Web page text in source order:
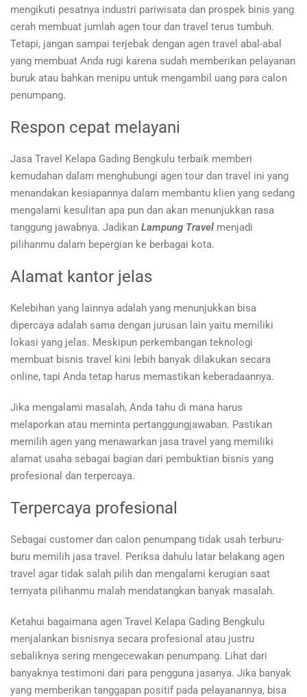
mengikuti pesatnya industri pariwisata dan prospek binis yang
cerah membuat jumlah agen tour dan travel terus tumbuh.
Tetapi, jangan sampai terjebak dengan agen travel abal-abal
yang membuat Anda rugi karena sudah memberikan pelayanan
buruk atau bahkan menipu untuk mengambil uang para calon
penumpang.
Respon cepat melayani
Jasa Travel Kelapa Gading Bengkulu terbaik memberi
kemudahan dalam menghubungi agen tour dan travel ini yang
menandakan kesiapannya dalam membantu klien yang sedang
mengalami kesulitan apa pun dan akan menunjukkan rasa
tanggung jawabnya. Jadikan Lampung Travel menjadi
pilihanmu dalam bepergian ke berbagai kota.
Alamat kantor jelas
Kelebihan yang lainnya adalah yang menunjukkan bisa
dipercaya adalah sama dengan jurusan lain yaitu memiliki
lokasi yang jelas. Meskipun perkembangan teknologi
membuat bisnis travel kini lebih banyak dilakukan secara
online, tapi Anda tetap harus memastikan keberadaannya.
Jika mengalami masalah, Anda tahu di mana harus
melaporkan atau meminta pertanggungjawaban. Pastikan
memilih agen yang menawarkan jasa travel yang memiliki
alamat usaha sebagai bagian dari pembuktian bisnis yang
profesional dan terpercaya.
Terpercaya profesional
Sebagai customer dan calon penumpang tidak usah terburu-
buru memilih jasa travel. Periksa dahulu latar belakang agen
travel agar tidak salah pilih dan mengalami kerugian saat
ternyata pilihanmu malah mendatangkan banyak masalah.
Ketahui bagaimana agen Travel Kelapa Gading Bengkulu
menjalankan bisnisnya secara profesional atau justru
sebaliknya sering mengecewakan penumpang. Lihat dari
banyaknya testimoni dari para pengguna jasanya. Jika banyak
yang memberikan tanggapan positif pada pelayanannya, bisa